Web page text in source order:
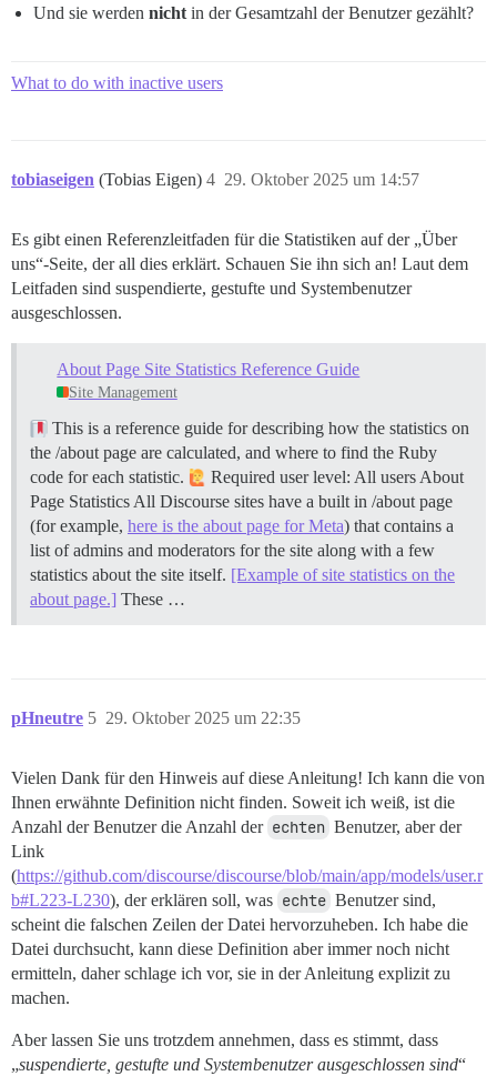
Und sie werden nicht in der Gesamtzahl der Benutzer gezählt?
What to do with inactive users
tobiaseigen (Tobias Eigen) 29. Oktober 2025 um 14:57
4
Es gibt einen Referenzleitfaden für die Statistiken auf der „Über
uns“-Seite, der all dies erklärt. Schauen Sie ihn sich an! Laut dem
Leitfaden sind suspendierte, gestufte und Systembenutzer
ausgeschlossen.
About Page Site Statistics Reference Guide
Site Management
This is a reference guide for describing how the statistics on
the /about page are calculated, and where to find the Ruby
code for each statistic.
Required user level: All users About
Page Statistics All Discourse sites have a built in /about page
(for example, here is the about page for Meta) that contains a
list of admins and moderators for the site along with a few
statistics about the site itself. [Example of site statistics on the
about page.] These …
pHneutre 29. Oktober 2025 um 22:35
5
Vielen Dank für den Hinweis auf diese Anleitung! Ich kann die von
Ihnen erwähnte Definition nicht finden. Soweit ich weiß, ist die
Anzahl der Benutzer die Anzahl der echten Benutzer, aber der
Link
(https://github.com/discourse/discourse/blob/main/app/models/user.r
b#L223-L230), der erklären soll, was echte Benutzer sind,
scheint die falschen Zeilen der Datei hervorzuheben. Ich habe die
Datei durchsucht, kann diese Definition aber immer noch nicht
ermitteln, daher schlage ich vor, sie in der Anleitung explizit zu
machen.
Aber lassen Sie uns trotzdem annehmen, dass es stimmt, dass
„suspendierte, gestufte und Systembenutzer ausgeschlossen sind“